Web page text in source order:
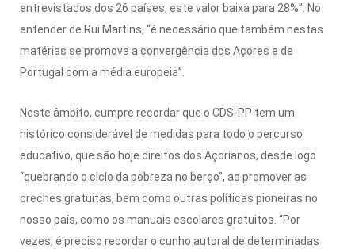
entrevistados dos 26 países, este valor baixa para 28%”. No
entender de Rui Martins, “é necessário que também nestas
matérias se promova a convergência dos Açores e de
Portugal com a média europeia”.
Neste âmbito, cumpre recordar que o CDS-PP tem um
histórico considerável de medidas para todo o percurso
educativo, que são hoje direitos dos Açorianos, desde logo
“quebrando o ciclo da pobreza no berço”, ao promover as
creches gratuitas, bem como outras políticas pioneiras no
nosso país, como os manuais escolares gratuitos. “Por
vezes, é preciso recordar o cunho autoral de determinadas